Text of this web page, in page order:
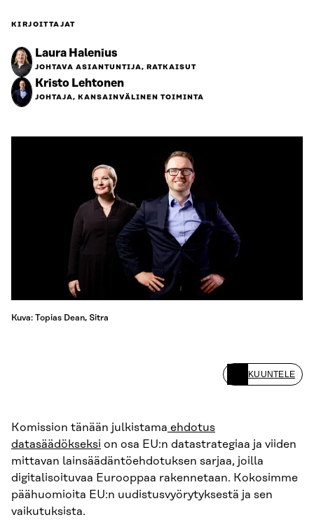
KIRJOITTAJAT
Laura Halenius
JOHTAVA ASIANTUNTIJA, RATKAISUT
Kristo Lehtonen
JOHTAJA, KANSAINVÄLINEN TOIMINTA
Kuva: Topias Dean, Sitra
KUUNTELE
Komission tänään julkistama ehdotus
datasäädökseksi on osa EU:n datastrategiaa ja viiden
mittavan lainsäädäntöehdotuksen sarjaa, joilla
digitalisoituvaa Eurooppaa rakennetaan. Kokosimme
päähuomioita EU:n uudistusvyörytyksestä ja sen
vaikutuksista.